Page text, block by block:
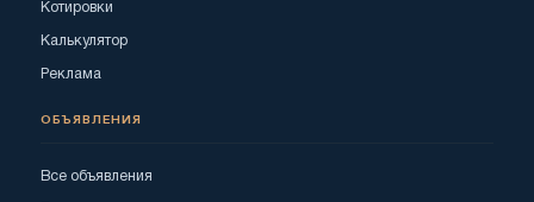
Котировки
Калькулятор
Реклама
ОБЪЯВЛЕНИЯ
Все объявления